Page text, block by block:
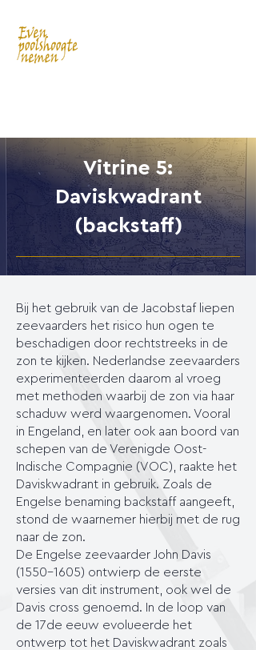
Vitrine 5:
Daviskwadrant
(backstaff)
Bij het gebruik van de Jacobstaf liepen
zeevaarders het risico hun ogen te
beschadigen door rechtstreeks in de
zon te kijken. Nederlandse zeevaarders
experimenteerden daarom al vroeg
met methoden waarbij de zon via haar
schaduw werd waargenomen. Vooral
in Engeland, en later ook aan boord van
schepen van de Verenigde Oost-
Indische Compagnie (VOC), raakte het
Daviskwadrant in gebruik. Zoals de
Engelse benaming backstaff aangeeft,
stond de waarnemer hierbij met de rug
naar de zon.
De Engelse zeevaarder John Davis
(1550–1605) ontwierp de eerste
versies van dit instrument, ook wel de
Davis cross genoemd. In de loop van
de 17de eeuw evolueerde het
ontwerp tot het Daviskwadrant zoals